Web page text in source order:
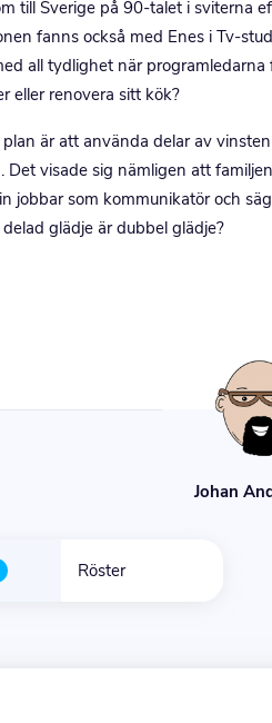
till Sverige på 90-talet i sviterna
fanns också med Enes i Tv-
all tydlighet när
eller renovera sitt kök?
är att använda delar av
visade sig nämligen att
jobbar som kommunikatör och
glädje är dubbel glädje?
Johan
Röster